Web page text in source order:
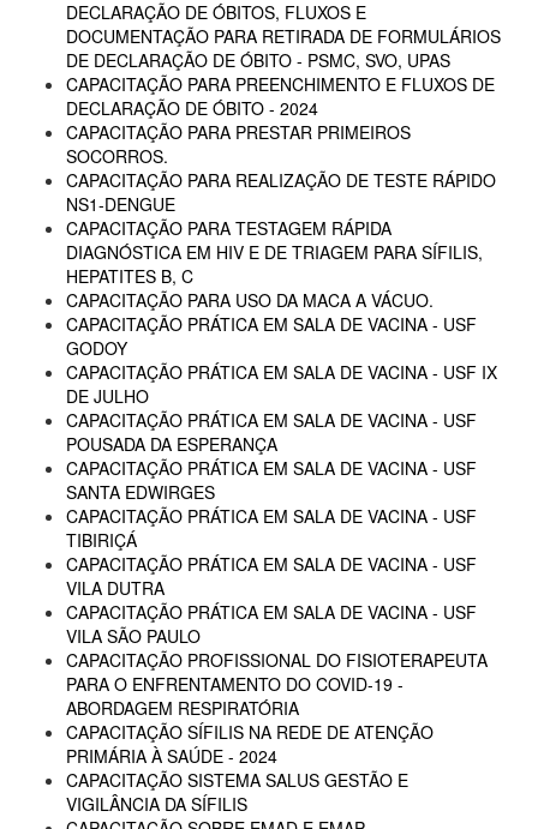
DECLARAÇÃO DE ÓBITOS, FLUXOS E
DOCUMENTAÇÃO PARA RETIRADA DE FORMULÁRIOS
DE DECLARAÇÃO DE ÓBITO - PSMC, SVO, UPAS
CAPACITAÇÃO PARA PREENCHIMENTO E FLUXOS DE
DECLARAÇÃO DE ÓBITO - 2024
CAPACITAÇÃO PARA PRESTAR PRIMEIROS
SOCORROS.
CAPACITAÇÃO PARA REALIZAÇÃO DE TESTE RÁPIDO
NS1-DENGUE
CAPACITAÇÃO PARA TESTAGEM RÁPIDA
DIAGNÓSTICA EM HIV E DE TRIAGEM PARA SÍFILIS,
HEPATITES B, C
CAPACITAÇÃO PARA USO DA MACA A VÁCUO.
CAPACITAÇÃO PRÁTICA EM SALA DE VACINA - USF
GODOY
CAPACITAÇÃO PRÁTICA EM SALA DE VACINA - USF IX
DE JULHO
CAPACITAÇÃO PRÁTICA EM SALA DE VACINA - USF
POUSADA DA ESPERANÇA
CAPACITAÇÃO PRÁTICA EM SALA DE VACINA - USF
SANTA EDWIRGES
CAPACITAÇÃO PRÁTICA EM SALA DE VACINA - USF
TIBIRIÇÁ
CAPACITAÇÃO PRÁTICA EM SALA DE VACINA - USF
VILA DUTRA
CAPACITAÇÃO PRÁTICA EM SALA DE VACINA - USF
VILA SÃO PAULO
CAPACITAÇÃO PROFISSIONAL DO FISIOTERAPEUTA
PARA O ENFRENTAMENTO DO COVID-19 -
ABORDAGEM RESPIRATÓRIA
CAPACITAÇÃO SÍFILIS NA REDE DE ATENÇÃO
PRIMÁRIA À SAÚDE - 2024
CAPACITAÇÃO SISTEMA SALUS GESTÃO E
VIGILÂNCIA DA SÍFILIS